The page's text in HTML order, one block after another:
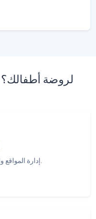
لماذا اختيار Lua CRM لروضة أطفالك؟
إدارة المواقع والبرامج التعليمية المتعددة.